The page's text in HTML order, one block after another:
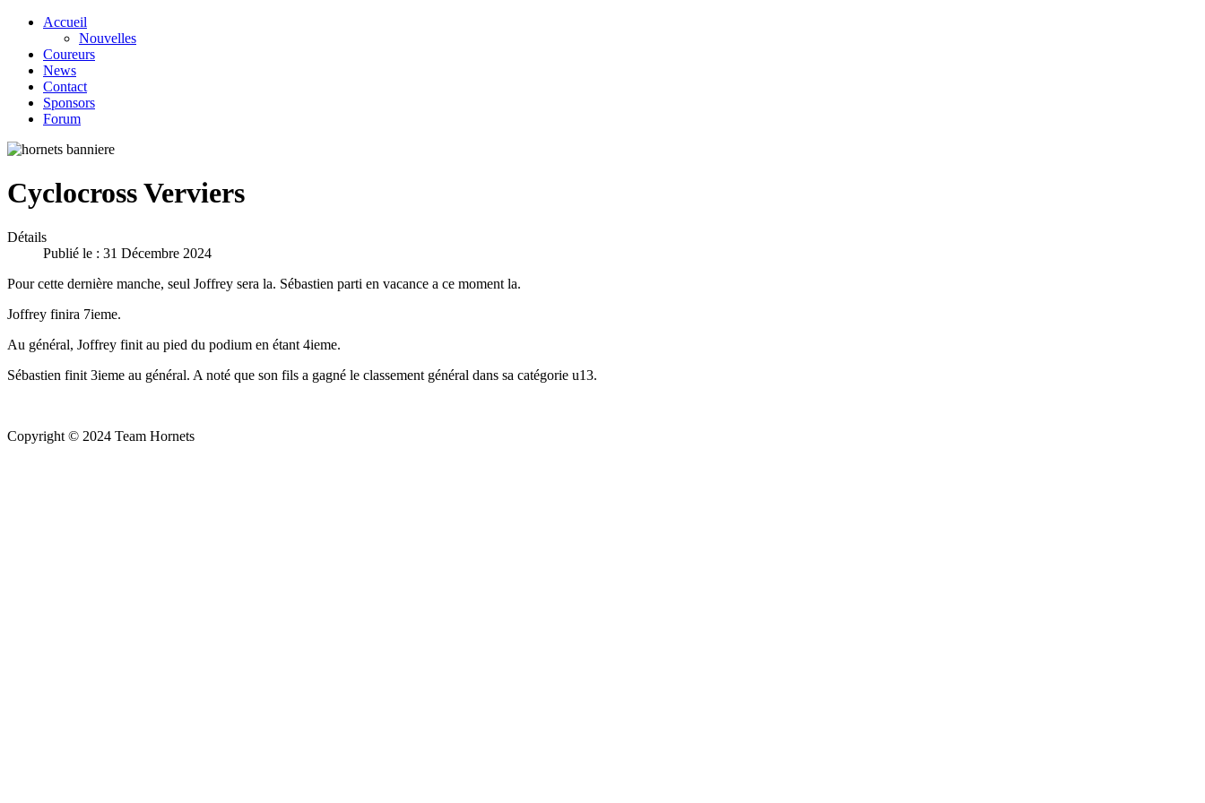
Accueil
Nouvelles
Coureurs
News
Contact
Sponsors
Forum
Cyclocross Verviers
Détails
Publié le : 31 Décembre 2024
Pour cette dernière manche, seul Joffrey sera la. Sébastien parti en vacance a ce moment la.
Joffrey finira 7ieme.
Au général, Joffrey finit au pied du podium en étant 4ieme.
Sébastien finit 3ieme au général. A noté que son fils a gagné le classement général dans sa catégorie u13.
Copyright © 2024 Team Hornets